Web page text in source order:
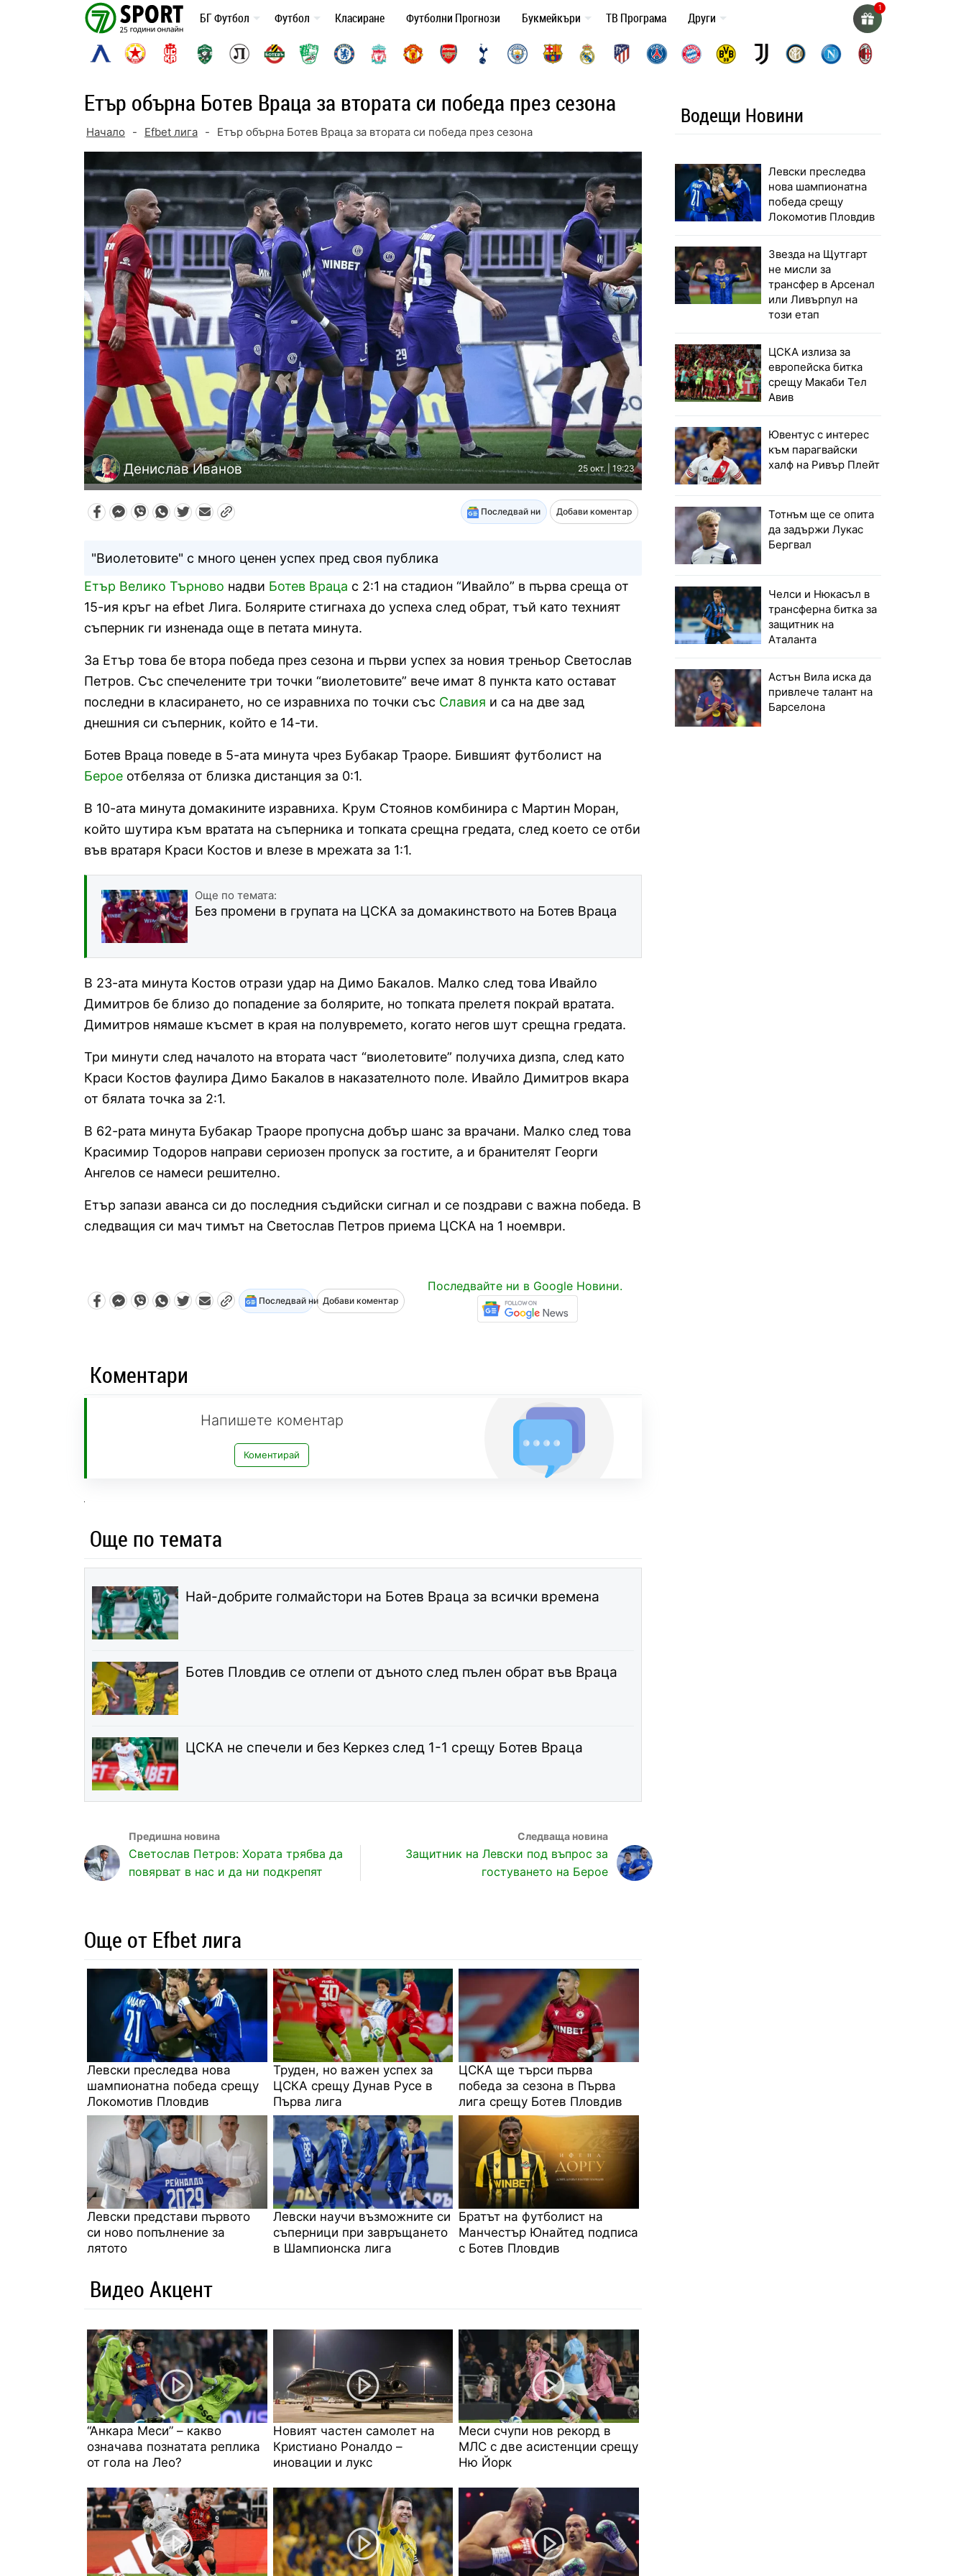
БГ Футбол Футбол Класиране Футболни Прогнози Букмейкъри ТВ Програма Други
Етър обърна Ботев Враца за втората си победа през сезона
Начало - Efbet лига - Етър обърна Ботев Враца за втората си победа през сезона
Денислав Иванов 25 окт. | 19:23
Последвай ни Добави коментар
"Виолетовите" с много ценен успех пред своя публика
Етър Велико Търново надви Ботев Враца с 2:1 на стадион “Ивайло” в първа среща от
15-ия кръг на efbet Лига. Болярите стигнаха до успеха след обрат, тъй като техният
съперник ги изненада още в петата минута.
За Етър това бе втора победа през сезона и първи успех за новия треньор Светослав
Петров. Със спечелените три точки “виолетовите” вече имат 8 пункта като остават
последни в класирането, но се изравниха по точки със Славия и са на две зад
днешния си съперник, който е 14-ти.
Ботев Враца поведе в 5-ата минута чрез Бубакар Траоре. Бившият футболист на
Берое отбеляза от близка дистанция за 0:1.
В 10-ата минута домакините изравниха. Крум Стоянов комбинира с Мартин Моран,
който шутира към вратата на съперника и топката срещна гредата, след което се отби
във вратаря Краси Костов и влезе в мрежата за 1:1.
Още по темата:
Без промени в групата на ЦСКА за домакинството на Ботев Враца
В 23-ата минута Костов отрази удар на Димо Бакалов. Малко след това Ивайло
Димитров бе близо до попадение за болярите, но топката прелетя покрай вратата.
Димитров нямаше късмет в края на полувремето, когато негов шут срещна гредата.
Три минути след началото на втората част “виолетовите” получиха дизпа, след като
Краси Костов фаулира Димо Бакалов в наказателното поле. Ивайло Димитров вкара
от бялата точка за 2:1.
В 62-рата минута Бубакар Траоре пропусна добър шанс за врачани. Малко след това
Красимир Тодоров направи сериозен пропуск за гостите, а и бранителят Георги
Ангелов се намеси решително.
Етър запази аванса си до последния съдийски сигнал и се поздрави с важна победа. В
следващия си мач тимът на Светослав Петров приема ЦСКА на 1 ноември.
Последвай ни Добави коментар
Последвайте ни в Google Новини.
Коментари
Напишете коментар
Коментирай
Още по темата
Най-добрите голмайстори на Ботев Враца за всички времена
Ботев Пловдив се отлепи от дъното след пълен обрат във Враца
ЦСКА не спечели и без Керкез след 1-1 срещу Ботев Враца
Светослав Петров: Хората трябва да
повярват в нас и да ни подкрепят
Защитник на Левски под въпрос за
гостуването на Берое
Още от Efbet лига
Левски преследва нова
шампионатна победа срещу
Локомотив Пловдив
Труден, но важен успех за
ЦСКА срещу Дунав Русе в
Първа лига
ЦСКА ще търси първа
победа за сезона в Първа
лига срещу Ботев Пловдив
Левски представи първото
си ново попълнение за
лятото
Левски научи възможните си
съперници при завръщането
в Шампионска лига
Братът на футболист на
Манчестър Юнайтед подписа
с Ботев Пловдив
Видео Акцент
“Анкара Меси” – какво
означава познатата реплика
от гола на Лео?
Новият частен самолет на
Кристиано Роналдо –
иновации и лукс
Меси счупи нов рекорд в
МЛС с две асистенции срещу
Ню Йорк
Водещи Новини
Левски преследва
нова шампионатна
победа срещу
Локомотив Пловдив
Звезда на Щутгарт
не мисли за
трансфер в Арсенал
или Ливърпул на
този етап
ЦСКА излиза за
европейска битка
срещу Макаби Тел
Авив
Ювентус с интерес
към парагвайски
халф на Ривър Плейт
Тотнъм ще се опита
да задържи Лукас
Бергвал
Челси и Нюкасъл в
трансферна битка за
защитник на
Аталанта
Астън Вила иска да
привлече талант на
Барселона